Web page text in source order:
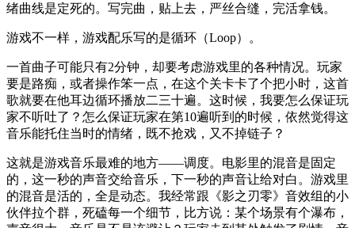
绪曲线是定死的。写完曲，贴上去，严丝合缝，完活拿钱。
游戏不一样，游戏配乐写的是循环（Loop）。
一首曲子可能只有2分钟，却要考虑游戏里的各种情况。玩家
要是路痴，或者操作笨一点，在这个关卡卡了个把小时，这首
歌就要在他耳边循环播放二三十遍。这时候，我要怎么保证玩
家不听吐了？怎么保证玩家在第10遍听到的时候，依然觉得这
音乐能托住当时的情绪，既不抢戏，又不掉链子？
这就是游戏音乐最难的地方——调度。电影里的混音是固定
的，这一秒的声音交给音乐，下一秒的声音让给对白。游戏里
的混音是活的，全是动态。我经常跟《影之刃零》音效组的小
伙伴拉个群，死磕每一个细节，比方说：某个场景有个瀑布，